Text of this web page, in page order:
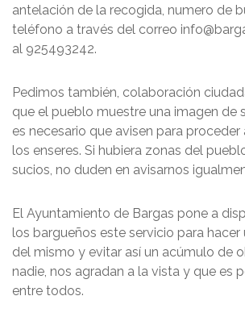
antelación de la recogida, numero de
teléfono a través del correo
al 925493242.
Pedimos también, colaboración
que el pueblo muestre una imagen de
es necesario que avisen para
los enseres. Si hubiera zonas del
sucios, no duden en avisarnos
El Ayuntamiento de Bargas pone a
los bargueños este servicio para
del mismo y evitar así un acúmulo de
nadie, nos agradan a la vista y que es
entre todos.